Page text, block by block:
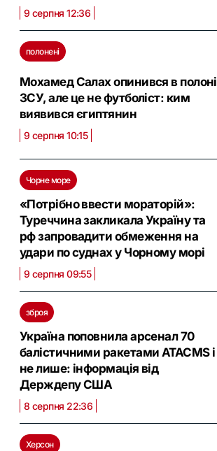
9 серпня 12:36
полонені
Мохамед Салах опинився в полоні
ЗСУ, але це не футболіст: ким
виявився єгиптянин
9 серпня 10:15
Чорне море
«Потрібно ввести мораторій»:
Туреччина закликала Україну та
рф запровадити обмеження на
удари по суднах у Чорному морі
9 серпня 09:55
зброя
Україна поповнила арсенал 70
балістичними ракетами ATACMS і
не лише: інформація від
Держдепу США
8 серпня 22:36
Херсон